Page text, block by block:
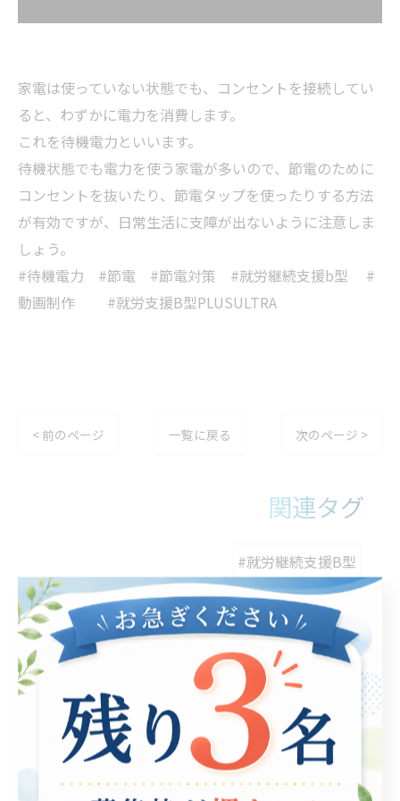
家電は使っていない状態でも、コンセントを接続してい
ると、わずかに電力を消費します。
これを待機電力といいます。
待機状態でも電力を使う家電が多いので、節電のために
コンセントを抜いたり、節電タップを使ったりする方法
が有効ですが、日常生活に支障が出ないように注意しま
しょう。
#待機電力 #節電 #節電対策 #就労継続支援b型 #
動画制作 #就労支援B型PLUSULTRA
< 前のページ 一覧に戻る 次のページ >
関連タグ
#就労継続支援B型
カテゴリー Categories
全てのカテゴリー
パソコン
在宅支援
動画編集